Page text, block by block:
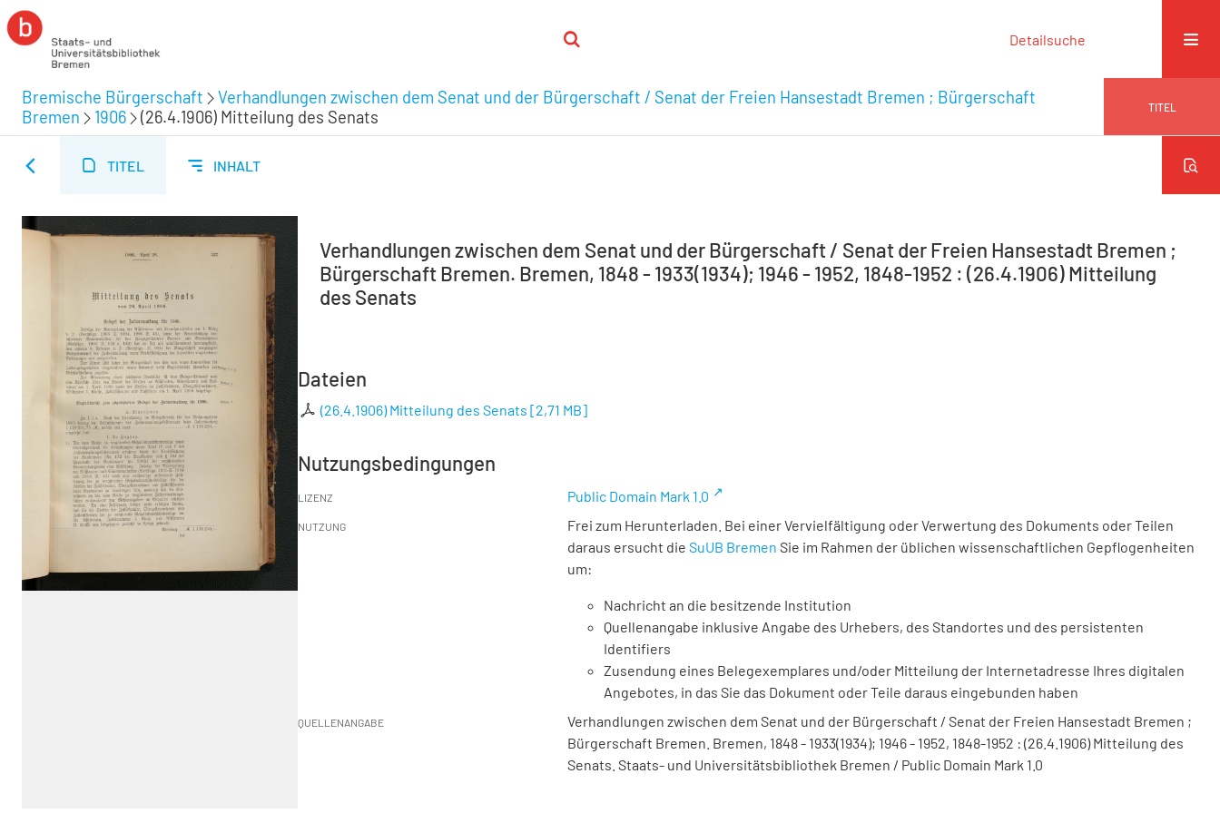
Detailsuche
Bremische Bürgerschaft
Verhandlungen zwischen dem Senat und der Bürgerschaft / Senat der Freien Hansestadt Bremen ; Bürgerschaft
Bremen
1906 (26.4.1906) Mitteilung des Senats TITEL
TITEL INHALT
Verhandlungen zwischen dem Senat und der Bürgerschaft / Senat der Freien Hansestadt Bremen ;
Bürgerschaft Bremen. Bremen, 1848 - 1933(1934); 1946 - 1952, 1848-1952 : (26.4.1906) Mitteilung
des Senats
Dateien
(26.4.1906) Mitteilung des Senats [2,71 MB]
Nutzungsbedingungen
LIZENZ Public Domain Mark 1.0
NUTZUNG
Frei zum Herunterladen. Bei einer Vervielfältigung oder Verwertung des Dokuments oder Teilen
daraus ersucht die SuUB Bremen Sie im Rahmen der üblichen wissenschaftlichen Gepflogenheiten
um:
Nachricht an die besitzende Institution
Quellenangabe inklusive Angabe des Urhebers, des Standortes und des persistenten
Identifiers
Zusendung eines Belegexemplares und/oder Mitteilung der Internetadresse Ihres digitalen
Angebotes, in das Sie das Dokument oder Teile daraus eingebunden haben
QUELLENANGABE
Verhandlungen zwischen dem Senat und der Bürgerschaft / Senat der Freien Hansestadt Bremen ;
Bürgerschaft Bremen. Bremen, 1848 - 1933(1934); 1946 - 1952, 1848-1952 : (26.4.1906) Mitteilung des
Senats. Staats- und Universitätsbibliothek Bremen / Public Domain Mark 1.0